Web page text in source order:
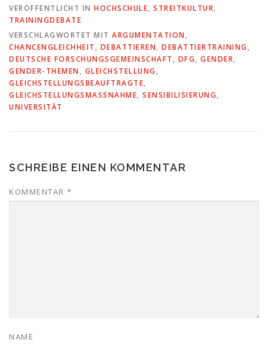
VERÖFFENTLICHT IN HOCHSCHULE, STREITKULTUR,
TRAININGDEBATE
VERSCHLAGWORTET MIT ARGUMENTATION,
CHANCENGLEICHHEIT , DEBATTIEREN, DEBATTIERTRAINING,
DEUTSCHE FORSCHUNGSGEMEINSCHAFT , DFG, GENDER,
GENDER-THEMEN, GLEICHSTELLUNG,
GLEICHSTELLUNGSBEAUFTRAGTE,
GLEICHSTELLUNGSMASSNAHME , SENSIBILISIERUNG,
UNIVERSITÄT
SCHREIBE EINEN KOMMENTAR
KOMMENTAR *
NAME